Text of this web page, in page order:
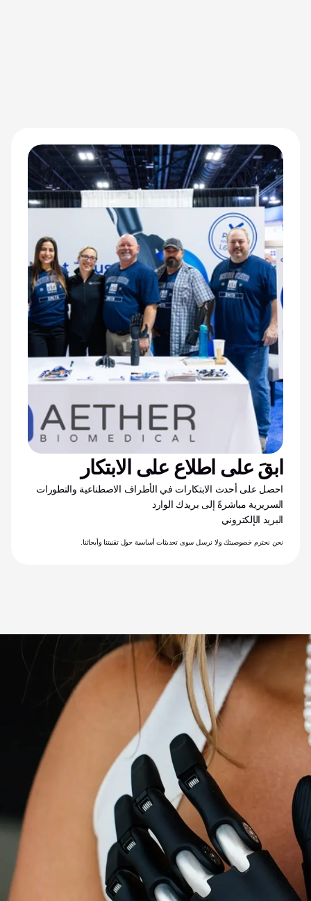
ابقَ على اطلاع على الابتكار
السريرية مباشرةً إلى بريدك الوارد
البريد الإلكتروني
نحن نحترم خصوصيتك ولا نرسل سوى تحديثات أساسية حول تقنيتنا وأبحاثنا.